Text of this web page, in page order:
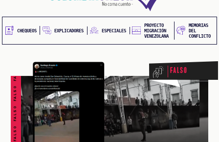
CHEQUEOS EXPLICADORES ESPECIALES
PROYECTO
MIGRACIÓN
VENEZOLANA
MEMORIAS
DEL
CONFLICTO
FALSO FALSO FALSO FALSO FALSO FALSO FALSO Falso